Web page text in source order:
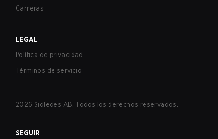
Carreras
LEGAL
Política de privacidad
Términos de servicio
2026 Sidledes AB. Todos los derechos reservados.
SEGUIR